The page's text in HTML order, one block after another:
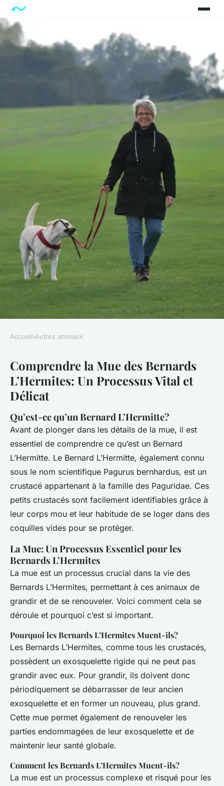
Qu'est-ce-qu'une muer de
Bernard l'hermite et comment
la gérer ?
Logan• 9 janvier 2025•5 min de lecture
Accueil›Autres animaux
Comprendre la Mue des Bernards
L’Hermites: Un Processus Vital et
Délicat
Qu’est-ce qu’un Bernard L’Hermitte?
Avant de plonger dans les détails de la mue, il est
essentiel de comprendre ce qu’est un Bernard
L’Hermitte. Le Bernard L’Hermitte, également connu
sous le nom scientifique Pagurus bernhardus, est un
crustacé appartenant à la famille des Paguridae. Ces
petits crustacés sont facilement identifiables grâce à
leur corps mou et leur habitude de se loger dans des
coquilles vides pour se protéger.
La Mue: Un Processus Essentiel pour les
Bernards L’Hermites
La mue est un processus crucial dans la vie des
Bernards L’Hermites, permettant à ces animaux de
grandir et de se renouveler. Voici comment cela se
déroule et pourquoi c’est si important.
Pourquoi les Bernards L’Hermites Muent-ils?
Les Bernards L’Hermites, comme tous les crustacés,
possèdent un exosquelette rigide qui ne peut pas
grandir avec eux. Pour grandir, ils doivent donc
périodiquement se débarrasser de leur ancien
exosquelette et en former un nouveau, plus grand.
Cette mue permet également de renouveler les
parties endommagées de leur exosquelette et de
maintenir leur santé globale.
Comment les Bernards L’Hermites Muent-ils?
La mue est un processus complexe et risqué pour les